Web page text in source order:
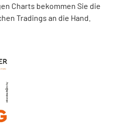
Charts bekommen Sie die
Tradings an die Hand.